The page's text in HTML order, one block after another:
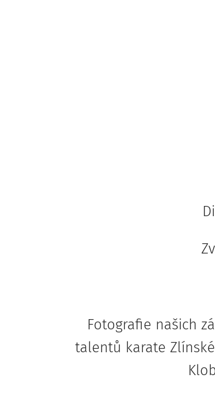
Fotografie našich
talentů karate